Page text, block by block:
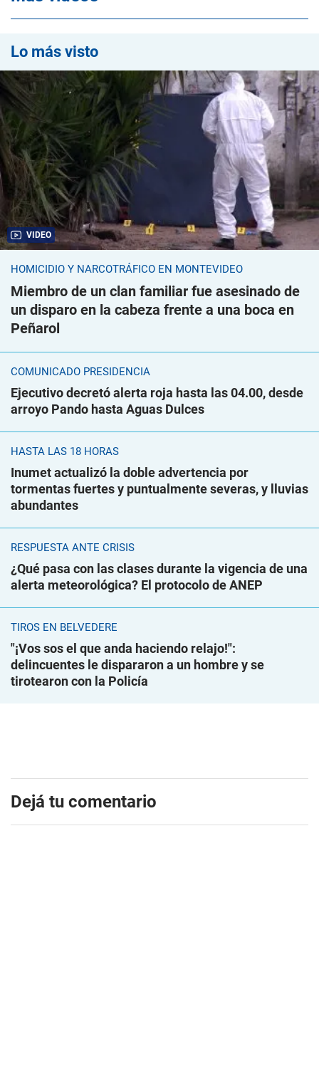
Lo más visto
VIDEO
HOMICIDIO Y NARCOTRÁFICO EN MONTEVIDEO
Miembro de un clan familiar fue asesinado de
un disparo en la cabeza frente a una boca en
Peñarol
COMUNICADO PRESIDENCIA
Ejecutivo decretó alerta roja hasta las 04.00, desde
arroyo Pando hasta Aguas Dulces
HASTA LAS 18 HORAS
Inumet actualizó la doble advertencia por
tormentas fuertes y puntualmente severas, y lluvias
abundantes
RESPUESTA ANTE CRISIS
¿Qué pasa con las clases durante la vigencia de una
alerta meteorológica? El protocolo de ANEP
TIROS EN BELVEDERE
"¡Vos sos el que anda haciendo relajo!":
delincuentes le dispararon a un hombre y se
tirotearon con la Policía
Dejá tu comentario